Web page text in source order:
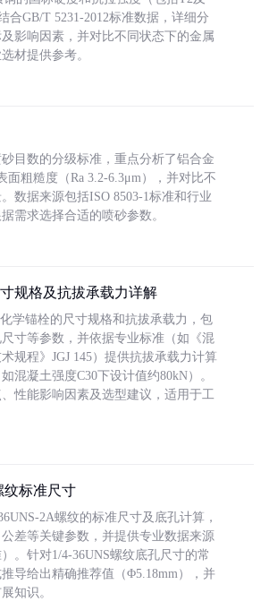
合GB/T 5231-2012标准数据，详细分
影响因素，并对比不同状态下的金属
材提供参考。
目数的分级标准，重点分析了铝合金
面粗糙度（Ra 3.2-6.3μm），并对比不
数据来源包括ISO 8503-1标准和行业
需求选择合适的喷砂参数。
规格及抗拔承载力详解
学锚栓的尺寸规格和抗拔承载力，包
寸等参数，并依据专业标准（如《混
规程》JGJ 145）提供抗拔承载力计算
混凝土强度C30下设计值约80kN）。
性能影响因素及选型建议，适用于工
纹标准尺寸
2A螺纹的标准尺寸及底孔计算，
差等关键参数，并提供专业数据来源
）。针对1/4-36UNS螺纹底孔尺寸的常
导给出精确推荐值（Φ5.18mm），并
知识。